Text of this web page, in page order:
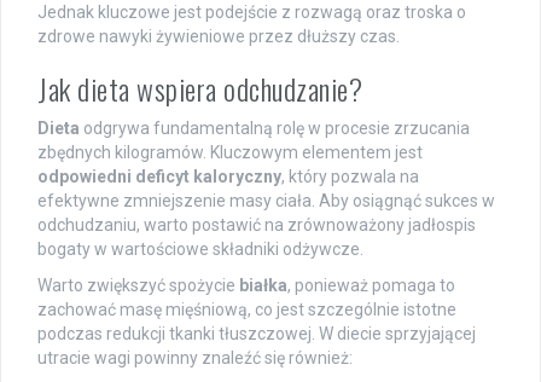
Jednak kluczowe jest podejście z rozwagą oraz troska o
zdrowe nawyki żywieniowe przez dłuższy czas.
Jak dieta wspiera odchudzanie?
Dieta odgrywa fundamentalną rolę w procesie zrzucania
zbędnych kilogramów. Kluczowym elementem jest
odpowiedni deficyt kaloryczny, który pozwala na
efektywne zmniejszenie masy ciała. Aby osiągnąć sukces w
odchudzaniu, warto postawić na zrównoważony jadłospis
bogaty w wartościowe składniki odżywcze.
Warto zwiększyć spożycie białka, ponieważ pomaga to
zachować masę mięśniową, co jest szczególnie istotne
podczas redukcji tkanki tłuszczowej. W diecie sprzyjającej
utracie wagi powinny znaleźć się również: